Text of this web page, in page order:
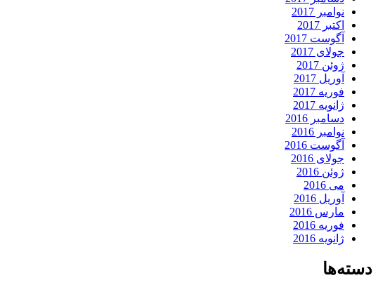
نوامبر 2017
اکتبر 2017
آگوست 2017
جولای 2017
ژوئن 2017
آوریل 2017
فوریه 2017
ژانویه 2017
دسامبر 2016
نوامبر 2016
آگوست 2016
جولای 2016
ژوئن 2016
می 2016
آوریل 2016
مارس 2016
فوریه 2016
ژانویه 2016
دسته‌ها